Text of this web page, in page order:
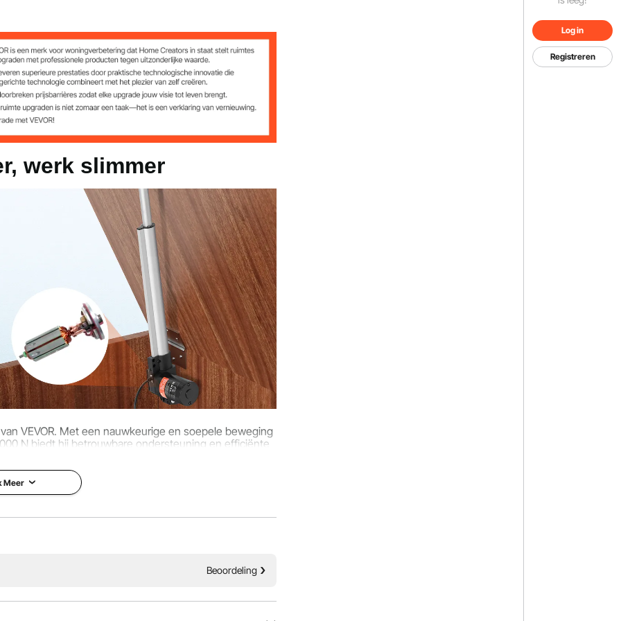
Log in
Registreren
N
s
alle accessoires)
inch / 560 x 80 x 146 mm
werk slimmer
VEVOR. Met een nauwkeurige en soepele beweging
N biedt hij betrouwbare ondersteuning en efficiënte
Meer
Beoordeling